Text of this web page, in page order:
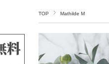
TOP Mathilde M